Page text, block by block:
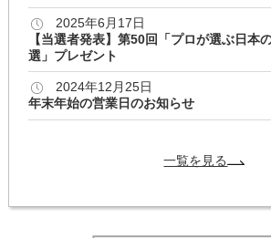
2025年6月17日
【当選者発表】第50回「プロが選ぶ日本
選」プレゼント
2024年12月25日
年末年始の営業日のお知らせ
一覧を見る